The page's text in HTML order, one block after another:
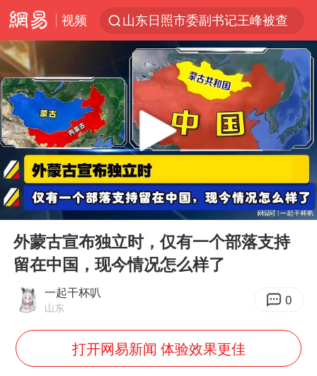
视频 山东日照市委副书记王峰被查
顾客结账把钱扔地上 服务员霸气扔回
探寻“技能+”促就业创业新路
美国退回1000亿美元关税
李亚鹏向地铁吐血女孩捐99999元
被泰航拒载中国乘客：免费改签没兑现
弹药库存告急 美军补货难
台风白海豚或在华东沿海登陆
《Monica》填词人黎彼得去世
FIFA官方支持因凡蒂诺
陕西柞水遭遇暴雨五千余户群众转移
Play
00:00 01:46
外蒙古宣布独立时，仅有一个部落支持
留在中国，现今情况怎么样了
一起干杯叭
山东 0
打开网易新闻 体验效果更佳